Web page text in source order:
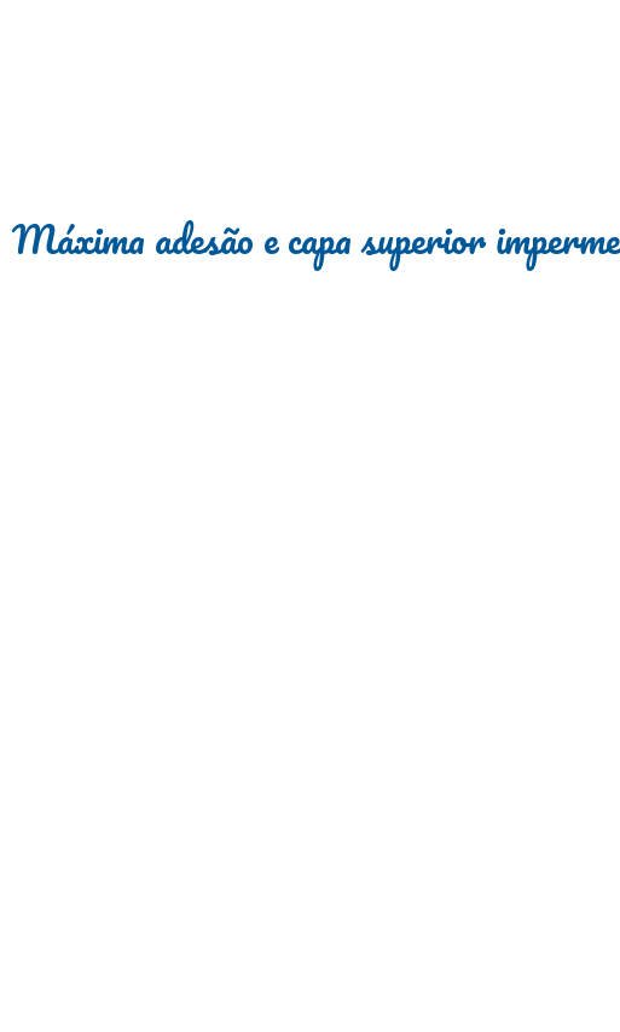
Máxima adesão e capa superior